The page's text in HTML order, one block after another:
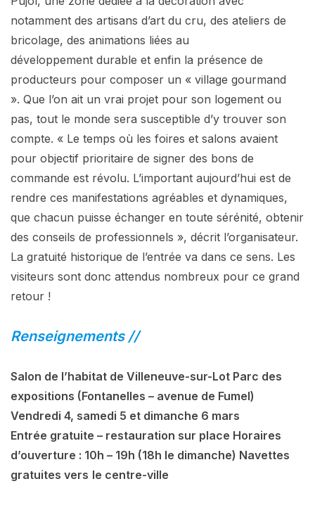
notamment des artisans d’art du cru, des ateliers de
bricolage, des animations liées au
développement durable et enfin la présence de
producteurs pour composer un « village gourmand
». Que l’on ait un vrai projet pour son logement ou
pas, tout le monde sera susceptible d’y trouver son
compte. « Le temps où les foires et salons avaient
pour objectif prioritaire de signer des bons de
commande est révolu. L’important aujourd’hui est de
rendre ces manifestations agréables et dynamiques,
que chacun puisse échanger en toute sérénité, obtenir
des conseils de professionnels », décrit l’organisateur.
La gratuité historique de l’entrée va dans ce sens. Les
visiteurs sont donc attendus nombreux pour ce grand
retour !
Renseignements //
Salon de l’habitat de Villeneuve-sur-Lot Parc des
expositions (Fontanelles – avenue de Fumel)
Vendredi 4, samedi 5 et dimanche 6 mars
Entrée gratuite – restauration sur place Horaires
d’ouverture : 10h – 19h (18h le dimanche) Navettes
gratuites vers le centre-ville